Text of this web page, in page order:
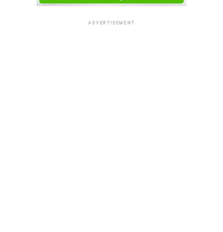
ADVERTISEMENT